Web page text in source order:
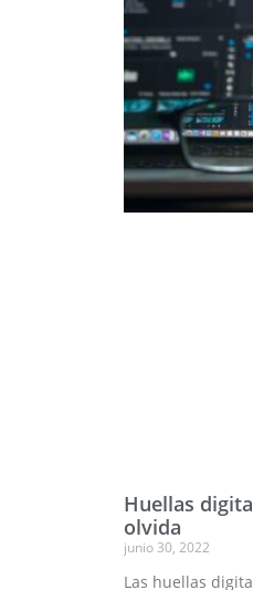
Huellas
olvida
junio 30, 2022
Las huellas